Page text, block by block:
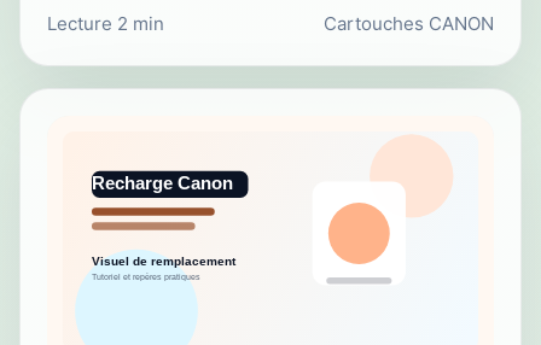
Lecture 2 min Cartouches CANON